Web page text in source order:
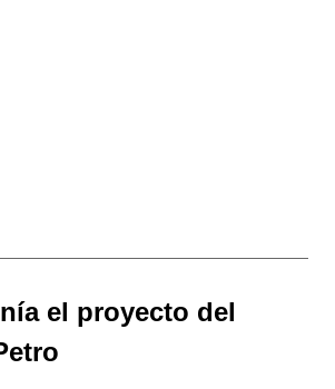
el proyecto del